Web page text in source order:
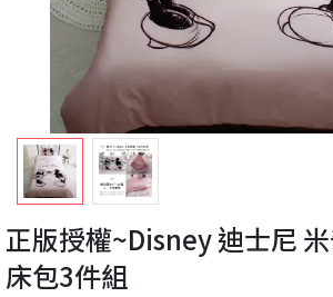
正版授權~Disney 迪士尼
床包3件組